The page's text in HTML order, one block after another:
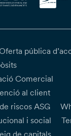
pública
Comercial
al client
riscos ASG
i social